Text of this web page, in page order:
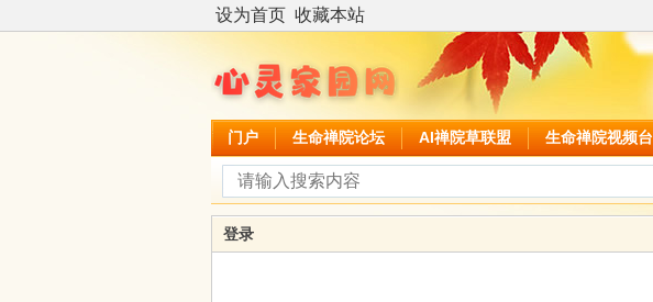
设为首页 收藏本站
门户 生命禅院论坛 AI禅院草联盟 生命禅院视频台
登录